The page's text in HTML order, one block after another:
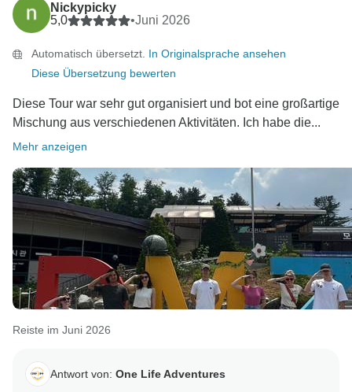
Nickypicky
5,0
•Juni 2026
Automatisch übersetzt. In Originalsprache ansehen
Diese Übersetzung bewerten
Diese Tour war sehr gut organisiert und bot eine großartige
Mischung aus verschiedenen Aktivitäten. Ich habe die...
Mehr anzeigen
Reiste im Juni 2026
Antwort von: One Life Adventures